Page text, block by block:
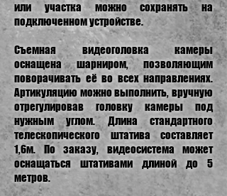
или участка можно сохранять на
подключенном устройстве.
Съемная видеоголовка камеры
оснащена шарниром, позволяющим
поворачивать её во всех направлениях.
Артикуляцию можно выполнить, вручную
отрегулировав головку камеры под
нужным углом. Длина стандартного
телескопического штатива составляет
1,6м. По заказу, видеосистема может
оснащаться штативами длиной до 5
метров.